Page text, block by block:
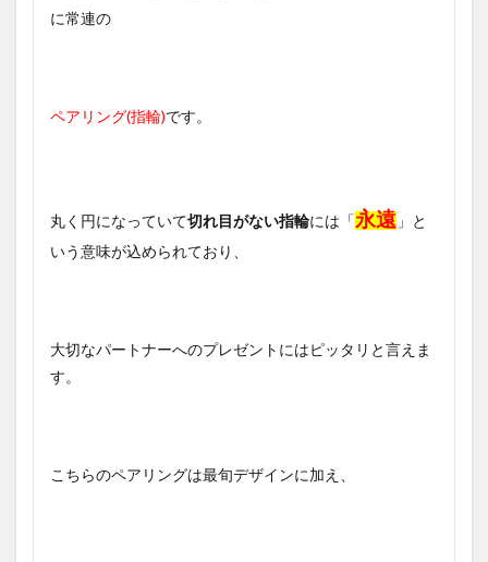
に常連の
ペアリング(指輪)です。
丸く円になっていて切れ目がない指輪には「永遠 」と
いう意味が込められており、
大切なパートナーへのプレゼントにはピッタリと言えま
す。
こちらのペアリングは最旬デザインに加え、